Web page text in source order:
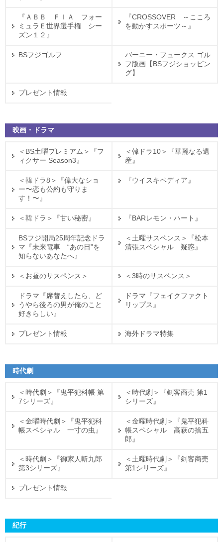
『ＡＢＢ ＦＩＡ フォー
ミュラＥ世界選手権 シー
ズン１２』
『CROSSOVER ～こころ
を動かすスポーツ～』
BSフジゴルフ
バーニー・フュークス ゴル
フ版画【BSフジショッピン
グ】
プレゼント情報
映画・ドラマ
＜BS土曜プレミアム＞『フ
ィクサー Season3』
＜韓ドラ10＞『華麗なる遺
産』
＜韓ドラ8＞『偉大なショ
ー〜恋も公約も守りま
す！〜』
『ウイスキペディア』
＜韓ドラ＞『甘い秘密』 『BARレモン・ハート』
BSフジ開局25周年記念ドラ
マ『未来電車 “あの日”を
知らないあなたへ』
＜土曜サスペンス＞『松本
清張スペシャル 疑惑』
＜お昼のサスペンス＞ ＜3時のサスペンス＞
ドラマ『席替えしたら、ど
うやら後ろの男が俺のこと
好きらしい』
ドラマ『フェイクファクト
リップス』
プレゼント情報 海外ドラマ特集
時代劇
＜時代劇＞『鬼平犯科帳 第
7シリーズ』
＜時代劇＞『剣客商売 第1
シリーズ』
＜金曜時代劇＞『鬼平犯科
帳スペシャル 一寸の虫』
＜金曜時代劇＞『鬼平犯科
帳スペシャル 高萩の捨五
郎』
＜時代劇＞『御家人斬九郎
第3シリーズ』
＜土曜時代劇＞『剣客商売
第1シリーズ』
プレゼント情報
紀行